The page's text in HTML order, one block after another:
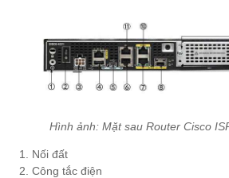
Hình ảnh: Mặt sau Router Cisco
Nối đất
Công tắc điện